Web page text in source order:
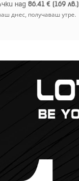
над86.41 € (169 лв.)
днес, получаваш утре.